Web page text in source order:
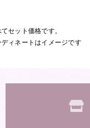
セット価格です。
ディネートはイメージです